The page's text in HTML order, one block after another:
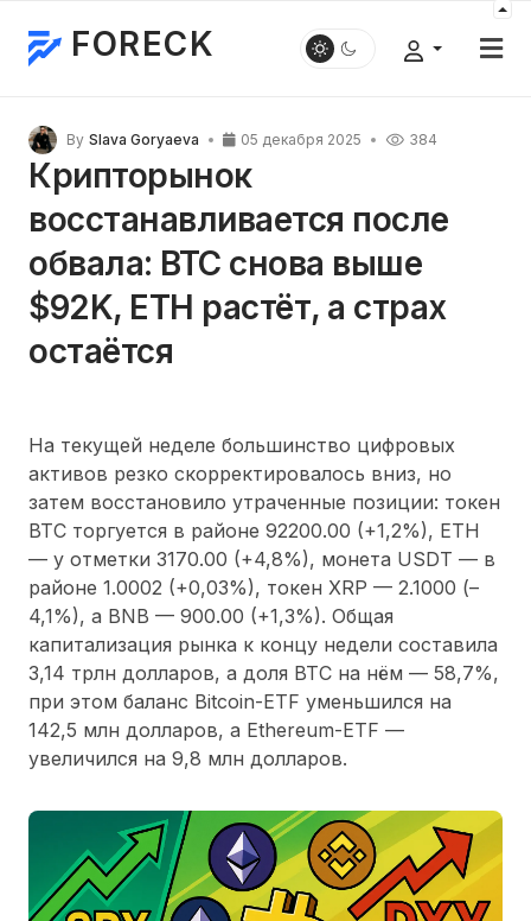
FORECK
By Slava Goryaeva 05 декабря 2025 384
Крипторынок
восстанавливается после
обвала: BTC снова выше
$92K, ETH растёт, а страх
остаётся
На текущей неделе большинство цифровых
активов резко скорректировалось вниз, но
затем восстановило утраченные позиции: токен
BTC торгуется в районе 92200.00 (+1,2%), ETH
— у отметки 3170.00 (+4,8%), монета USDT — в
районе 1.0002 (+0,03%), токен XRP — 2.1000 (–
4,1%), а BNB — 900.00 (+1,3%). Общая
капитализация рынка к концу недели составила
3,14 трлн долларов, а доля BTC на нём — 58,7%,
при этом баланс Bitcoin-ETF уменьшился на
142,5 млн долларов, а Ethereum-ETF —
увеличился на 9,8 млн долларов.